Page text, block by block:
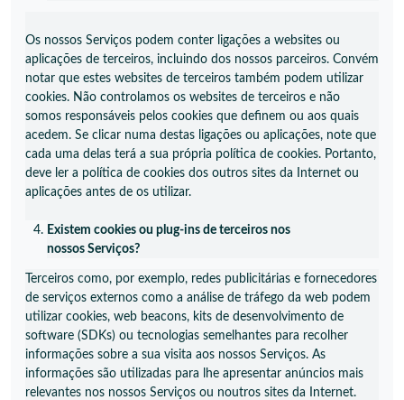
Os nossos Serviços podem conter ligações a websites ou
aplicações de terceiros, incluindo dos nossos parceiros. Convém
notar que estes websites de terceiros também podem utilizar
cookies. Não controlamos os websites de terceiros e não
somos responsáveis pelos cookies que definem ou aos quais
acedem. Se clicar numa destas ligações ou aplicações, note que
cada uma delas terá a sua própria política de cookies. Portanto,
deve ler a política de cookies dos outros sites da Internet ou
aplicações antes de os utilizar.
Existem cookies ou plug-ins de terceiros nos
nossos Serviços?
Terceiros como, por exemplo, redes publicitárias e fornecedores
de serviços externos como a análise de tráfego da web podem
utilizar cookies, web beacons, kits de desenvolvimento de
software (SDKs) ou tecnologias semelhantes para recolher
informações sobre a sua visita aos nossos Serviços. As
informações são utilizadas para lhe apresentar anúncios mais
relevantes nos nossos Serviços ou noutros sites da Internet.